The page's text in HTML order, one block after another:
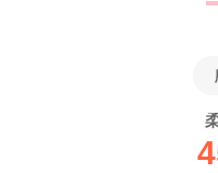
ながら、よりあなたの成長
間と一緒に切磋琢磨できる
家とは、人の痛みを安心と